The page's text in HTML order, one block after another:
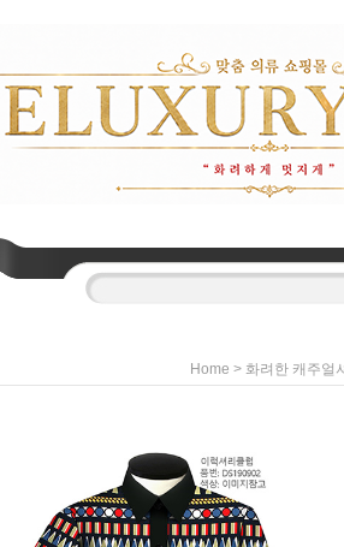
Home > 화려한 캐주얼